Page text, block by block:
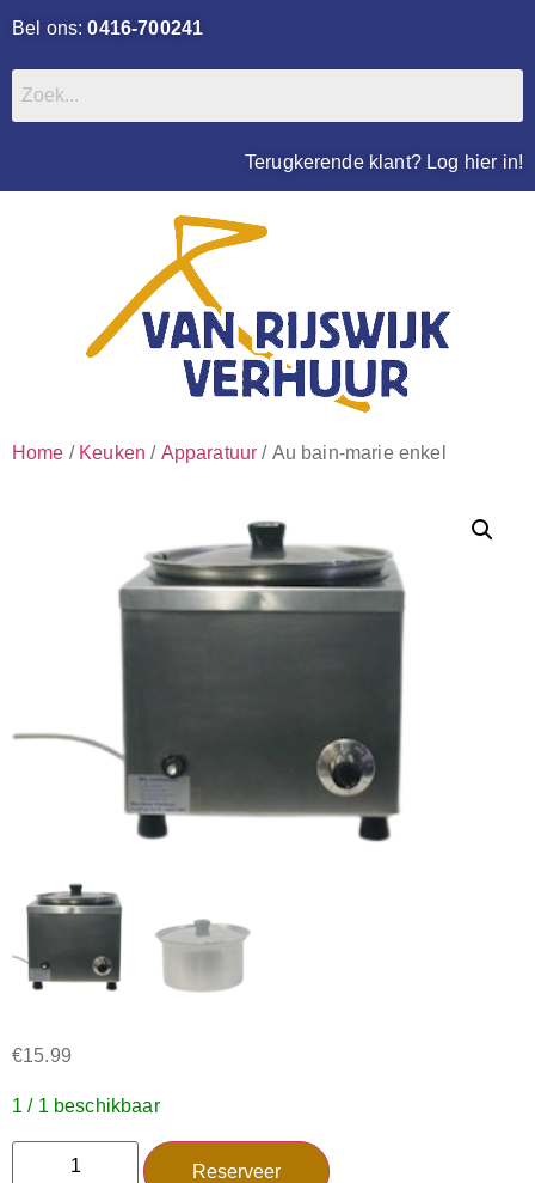
Bel ons:0416-700241
Terugkerende klant? Log hier in!
Home / Keuken / Apparatuur / Au bain-marie enkel
€15.99
1 / 1 beschikbaar
Reserveer